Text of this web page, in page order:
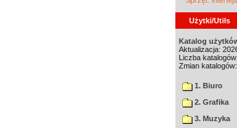
Użytki/Utils
Katalog
Aktualizacja:
Liczba
Zmian
1. Biuro
2. Grafika
3. Muzyka